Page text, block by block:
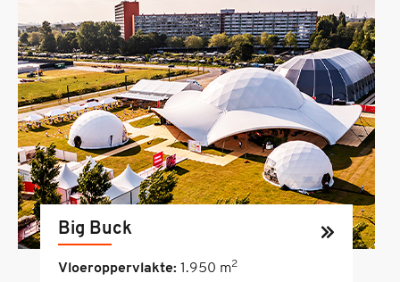
Big Buck
Vloeroppervlakte: 1.950 m2